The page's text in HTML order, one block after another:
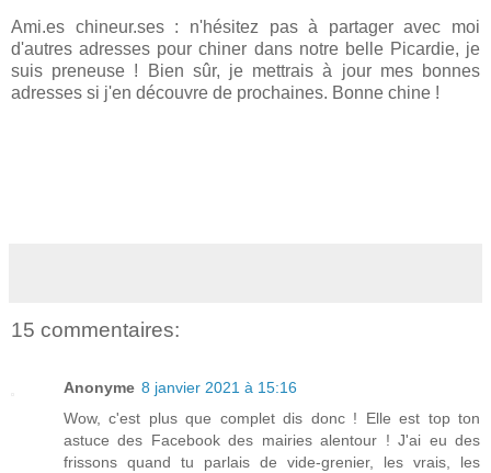
Ami.es chineur.ses : n'hésitez pas à partager avec moi
d'autres adresses pour chiner dans notre belle Picardie, je
suis preneuse ! Bien sûr, je mettrais à jour mes bonnes
adresses si j'en découvre de prochaines. Bonne chine !
15 commentaires:
Anonyme 8 janvier 2021 à 15:16
Wow, c'est plus que complet dis donc ! Elle est top ton
astuce des Facebook des mairies alentour ! J'ai eu des
frissons quand tu parlais de vide-grenier, les vrais, les